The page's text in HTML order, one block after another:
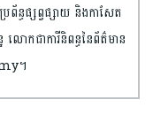
ន្ធផ្សព្វផ្សាយ និងកាសែត
លោកជាការីនិពន្ធនៃព័ត៌មាន
។